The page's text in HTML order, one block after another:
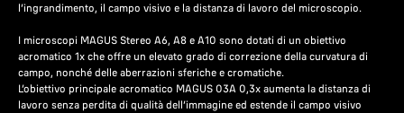
l’ingrandimento, il campo visivo e la distanza di lavoro del microscopio.
I microscopi MAGUS Stereo A6, A8 e A10 sono dotati di un obiettivo
acromatico 1x che offre un elevato grado di correzione della curvatura di
campo, nonché delle aberrazioni sferiche e cromatiche.
L’obiettivo principale acromatico MAGUS 03A 0,3x aumenta la distanza di
lavoro senza perdita di qualità dell’immagine ed estende il campo visivo